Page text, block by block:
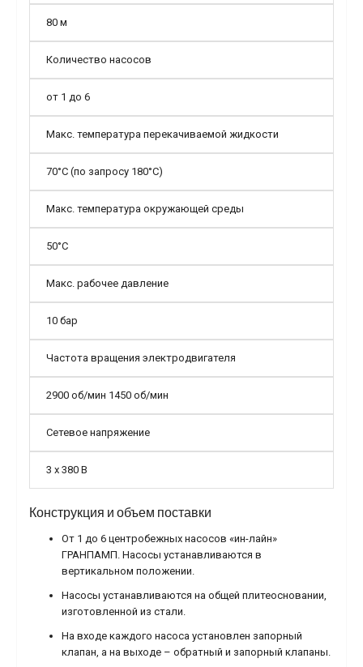
80 м
Количество насосов
от 1 до 6
Макс. температура перекачиваемой жидкости
70°С (по запросу 180°С)
Макс. температура окружающей среды
50°С
Макс. рабочее давление
10 бар
Частота вращения электродвигателя
2900 об/мин 1450 об/мин
Сетевое напряжение
3 х 380 В
Конструкция и объем поставки
От 1 до 6 центробежных насосов «ин-лайн»
ГРАНПАМП. Насосы устанавливаются в
вертикальном положении.
Насосы устанавливаются на общей плитеосновании,
изготовленной из стали.
На входе каждого насоса установлен запорный
клапан, а на выходе – обратный и запорный клапаны.